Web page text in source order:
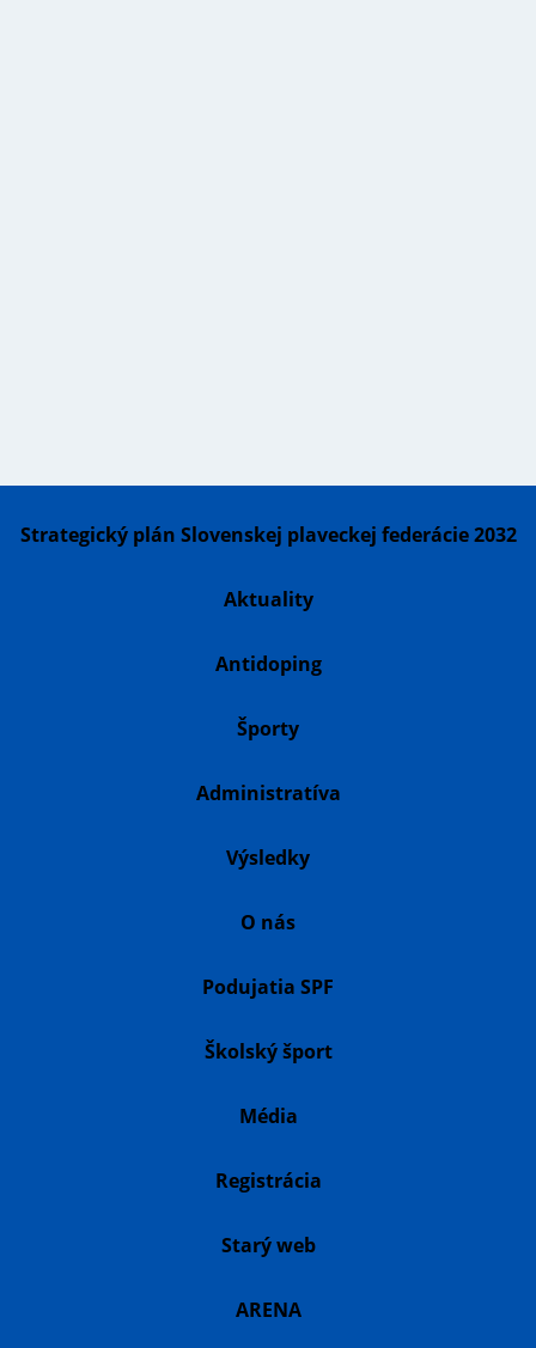
Strategický plán Slovenskej plaveckej federácie 2032
Aktuality
Antidoping
Športy
Administratíva
Výsledky
O nás
Podujatia SPF
Školský šport
Média
Registrácia
Starý web
ARENA